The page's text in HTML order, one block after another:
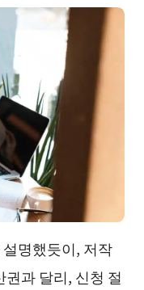
명했듯이, 저작
과 달리, 신청 절